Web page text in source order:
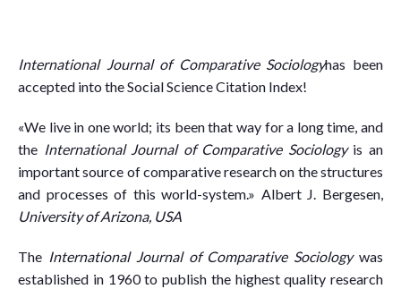
International Journal of Comparative Sociologyhas been
accepted into the Social Science Citation Index!
«We live in one world; its been that way for a long time, and
the International Journal of Comparative Sociologyis an
important source of comparative research on the structures
and processes of this world-system.» Albert J. Bergesen,
University of Arizona, USA
The International Journal of Comparative Sociology was
established in 1960 to publish the highest quality research